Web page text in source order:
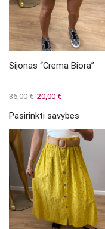
Sijonas “Crema Biora”
36,00€ Original
was:
36,00 €.
20,00 €Current
is:
20,00 €.
Pasirinkti savybes
has
multiple
variants.
The
options
may
be
chosen
on